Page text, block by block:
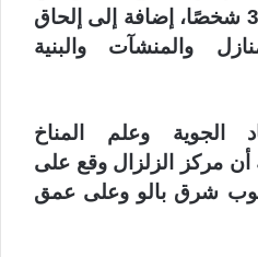
منطقة سيجي وإصابة 38 شخصًا، إضافة إلى إلحاق
والمنشآت والبنية
الجوية وعلم المناخ
أن مركز الزلزال وقع على
جنوب شرق بالو وعلى عمق